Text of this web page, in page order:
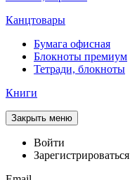
Канцтовары
Бумага офисная
Блокноты премиум
Тетради, блокноты
Книги
Закрыть меню
Войти
Зарегистрироваться